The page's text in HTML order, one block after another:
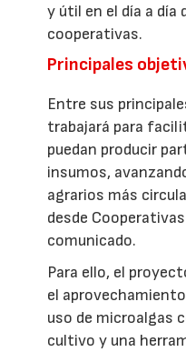
y útil en el día a día
cooperativas.
Principales
Entre sus
trabajará para
puedan producir
insumos,
agrarios más
desde
comunicado.
Para ello, el
el
uso de microalgas
cultivo y una